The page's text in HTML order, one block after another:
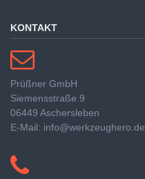
KONTAKT
Prüßner GmbH
Siemensstraße 9
06449 Aschersleben
E-Mail: info@werkzeughero.de